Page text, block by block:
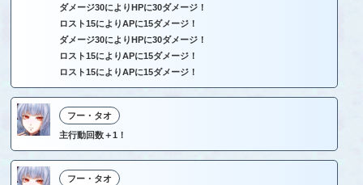
ダメージ30によりHPに30ダメージ！
ロスト15によりAPに15ダメージ！
ダメージ30によりHPに30ダメージ！
ロスト15によりAPに15ダメージ！
ロスト15によりAPに15ダメージ！
フー・タオ
主行動回数＋1！
フー・タオ